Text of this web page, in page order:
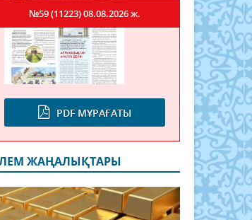
PDF МҰРАҒАТЫ
№59 (11223)08.08.2026 ж.
ЖАҢАЛЫҚТАРЫ